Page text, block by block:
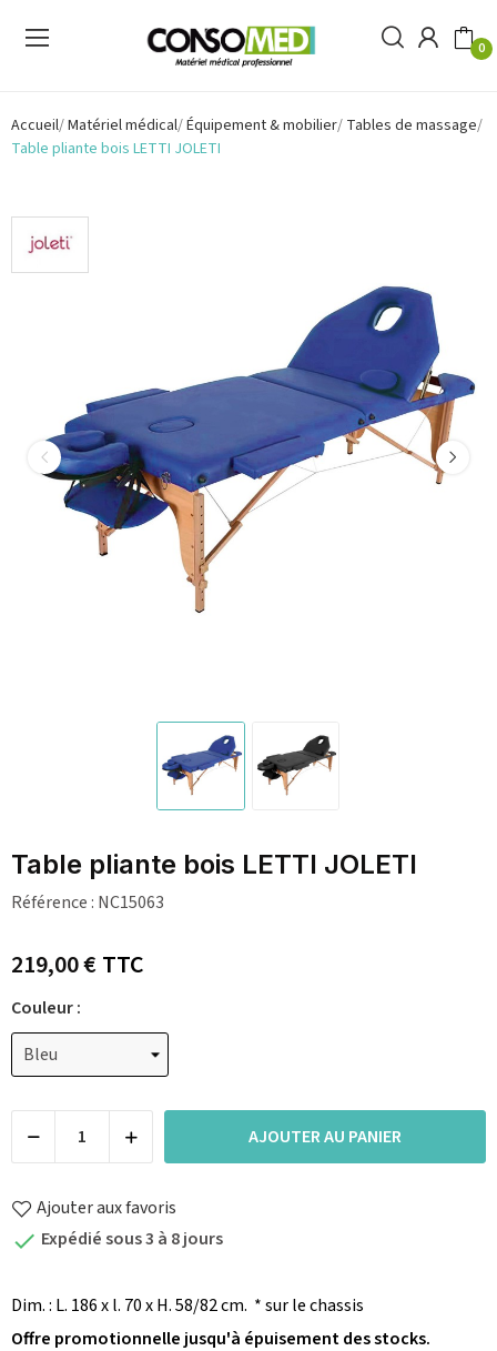
0
Accueil Matériel médical Équipement & mobilier Tables de massage
Table pliante bois LETTI JOLETI
Table pliante bois LETTI JOLETI
Référence : NC15063
219,00 €TTC
Couleur :
AJOUTER AU PANIER
Ajouter aux favoris
 Expédié sous 3 à 8 jours
Dim. : L. 186 x l. 70 x H. 58/82 cm. * sur le chassis
Offre promotionnelle jusqu'à épuisement des stocks.